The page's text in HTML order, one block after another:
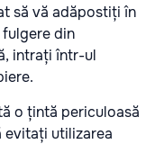
să vă adăpostiți în
fulgere din
intrați într-ul
o țintă periculoasă
evitați utilizarea